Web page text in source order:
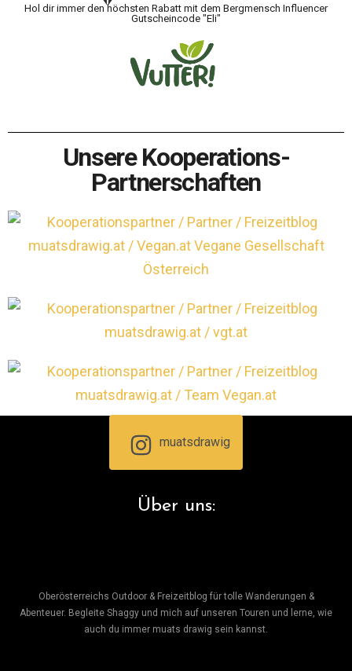
Hol dir immer den höchsten Rabatt mit dem Bergmensch Influencer
Gutscheincode "Eli"
Unsere Kooperations-
Partnerschaften
muatsdrawig
Über uns:
Oberösterreichs Outdoor & Freizeitblog für tolle Wanderungen &
Abenteuer. Begleite Shaggy und mich auf unseren Touren und lerne, wie
auch du immer muats drawig sein kannst.